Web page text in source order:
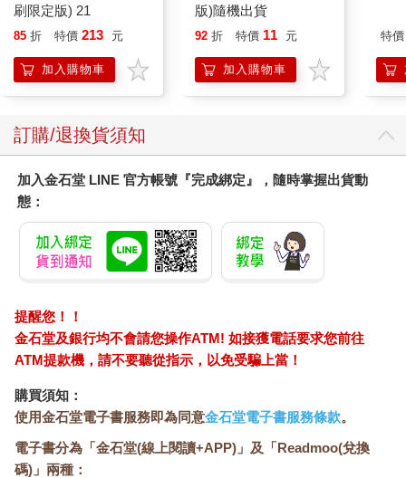
刷限定版) 21
85 折 特價 213 元
加入購物車
版)隨機出貨
92 折 特價 11 元
加入購物車
特價
訂購/退換貨須知
加入金石堂 LINE 官方帳號『完成綁定』，隨時掌握出貨動
態：
提醒您！！
金石堂及銀行均不會請您操作ATM! 如接獲電話要求您前往
ATM提款機，請不要聽從指示，以免受騙上當！
購買須知：
使用金石堂電子書服務即為同意金石堂電子書服務條款。
電子書分為「金石堂(線上閱讀+APP)」及「Readmoo(兌換
碼)」兩種：